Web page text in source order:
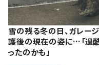
雪の残る冬の日、ガレー
護後の現在の姿に…「過
ったのかも」